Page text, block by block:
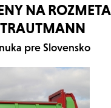
NA
pre Slovensko